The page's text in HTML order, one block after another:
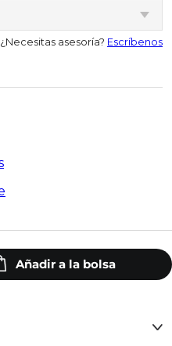
¿Necesitas asesoría? Escríbenos